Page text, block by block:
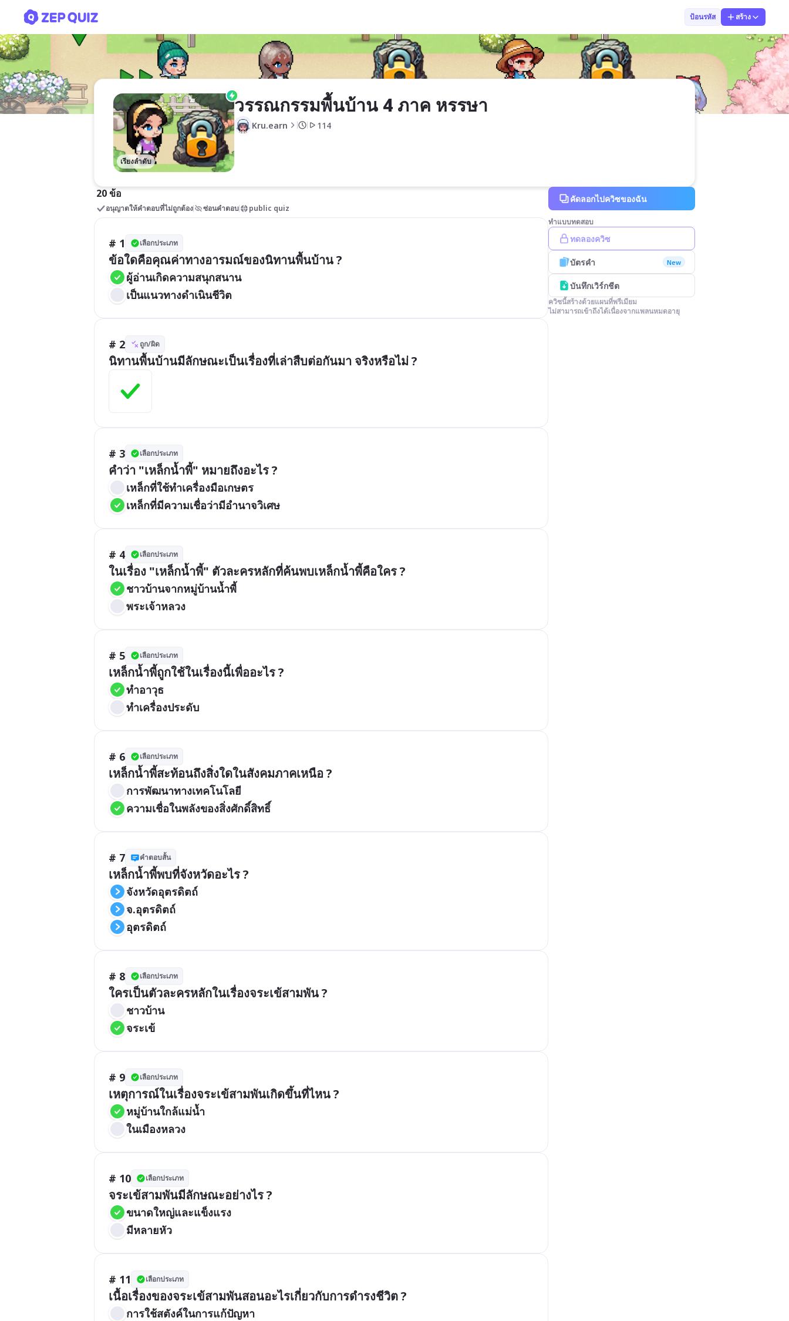
ป้อนรหัส สร้าง
เรียงลำดับ
วรรณกรรมพื้นบ้าน 4 ภาค หรรษา
Kru.earn 114
20 ข้อ
อนุญาตให้คำตอบที่ไม่ถูกต้อง ซ่อนคำตอบ public quiz
# 1 เลือกประเภท
ข้อใดคือคุณค่าทางอารมณ์ของนิทานพื้นบ้าน ?
ผู้อ่านเกิดความสนุกสนาน
เป็นแนวทางดำเนินชีวิต
# 2 ถูก/ผิด
นิทานพื้นบ้านมีลักษณะเป็นเรื่องที่เล่าสืบต่อกันมา จริงหรือไม่ ?
# 3 เลือกประเภท
คำว่า "เหล็กน้ำพี้" หมายถึงอะไร ?
เหล็กที่ใช้ทำเครื่องมือเกษตร
เหล็กที่มีความเชื่อว่ามีอำนาจวิเศษ
# 4 เลือกประเภท
ในเรื่อง "เหล็กน้ำพี้" ตัวละครหลักที่ค้นพบเหล็กน้ำพี้คือใคร ?
ชาวบ้านจากหมู่บ้านน้ำพี้
พระเจ้าหลวง
# 5 เลือกประเภท
เหล็กน้ำพี้ถูกใช้ในเรื่องนี้เพื่ออะไร ?
ทำอาวุธ
ทำเครื่องประดับ
# 6 เลือกประเภท
เหล็กน้ำพี้สะท้อนถึงสิ่งใดในสังคมภาคเหนือ ?
การพัฒนาทางเทคโนโลยี
ความเชื่อในพลังของสิ่งศักดิ์สิทธิ์
# 7 คำตอบสั้น
เหล็กน้ำพี้พบที่จังหวัดอะไร ?
จังหวัดอุตรดิตถ์
จ.อุตรดิตถ์
อุตรดิตถ์
# 8 เลือกประเภท
ใครเป็นตัวละครหลักในเรื่องจระเข้สามพัน ?
ชาวบ้าน
จระเข้
# 9 เลือกประเภท
เหตุการณ์ในเรื่องจระเข้สามพันเกิดขึ้นที่ไหน ?
หมู่บ้านใกล้แม่น้ำ
ในเมืองหลวง
# 10 เลือกประเภท
จระเข้สามพันมีลักษณะอย่างไร ?
ขนาดใหญ่และแข็งแรง
มีหลายหัว
# 11 เลือกประเภท
เนื้อเรื่องของจระเข้สามพันสอนอะไรเกี่ยวกับการดำรงชีวิต ?
การใช้สตังค์ในการแก้ปัญหา
คัดลอกไปควิซของฉัน
ทำแบบทดสอบ
ทดลองควิซ
บัตรคำ New
บันทึกเวิร์กชีต
ควิซนี้สร้างด้วยแผนที่พรีเมียม
ไม่สามารถเข้าถึงได้เนื่องจากแพลนหมดอายุ